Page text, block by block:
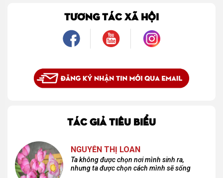
là một mối tình, mà là một người luôn cho tôi quyền được là chính mình.
TƯƠNG TÁC XÃ HỘI
TÁC GIẢ TIÊU BIỂU
NGUYỄN THỊ LOAN
Ta không được chọn nơi mình sinh ra,
nhưng ta được chọn cách mình sẽ sống